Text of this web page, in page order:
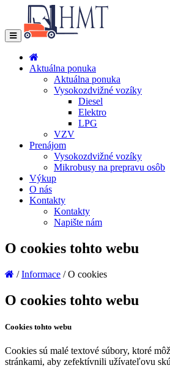
Aktuálna ponuka
Aktuálna ponuka
Vysokozdvižné vozíky
Diesel
Elektro
LPG
VZV
Prenájom
Vysokozdvižné vozíky
Mikrobusy na prepravu osôb
Výkup
O nás
Kontakty
Kontakty
Napište nám
O cookies tohto webu
/Informace /O cookies
O cookies tohto webu
Cookies tohto webu
Cookies sú malé textové súbory, ktoré
stránkami, aby zefektívnili užívateľovu